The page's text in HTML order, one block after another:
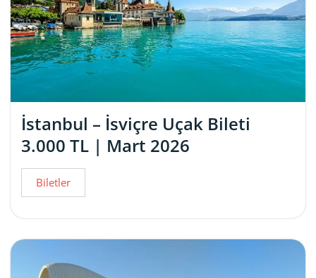
İstanbul – İsviçre Uçak Bileti
3.000 TL | Mart 2026
Biletler